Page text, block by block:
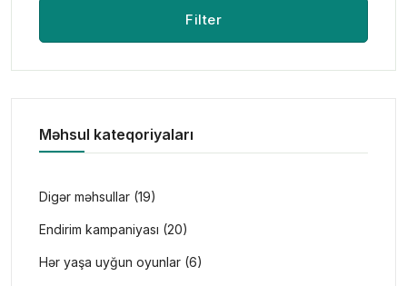
Filter
Məhsul kateqoriyaları
Digər məhsullar (19)
Endirim kampaniyası (20)
Hər yaşa uyğun oyunlar (6)